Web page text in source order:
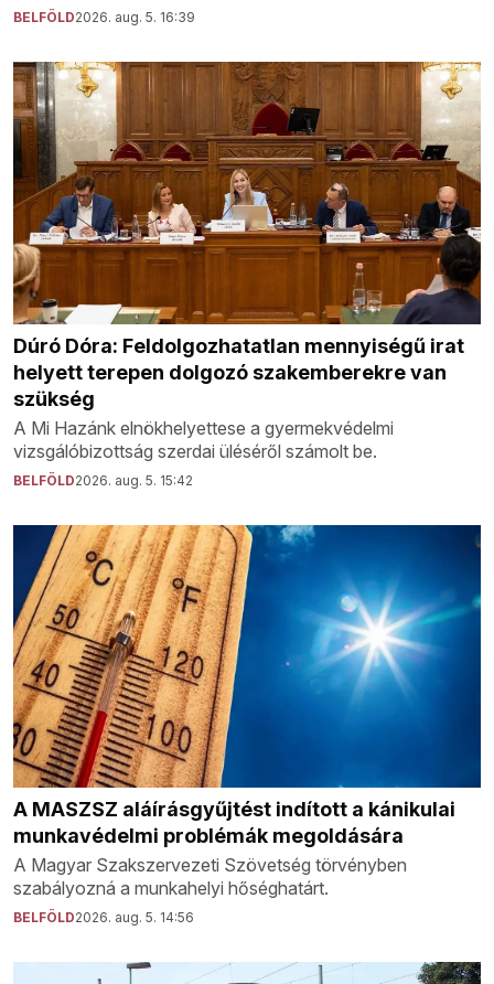
BELFÖLD2026. aug. 5. 16:39
Dúró Dóra: Feldolgozhatatlan mennyiségű irat
helyett terepen dolgozó szakemberekre van
szükség
A Mi Hazánk elnökhelyettese a gyermekvédelmi
vizsgálóbizottság szerdai üléséről számolt be.
BELFÖLD2026. aug. 5. 15:42
A MASZSZ aláírásgyűjtést indított a kánikulai
munkavédelmi problémák megoldására
A Magyar Szakszervezeti Szövetség törvényben
szabályozná a munkahelyi hőséghatárt.
BELFÖLD2026. aug. 5. 14:56